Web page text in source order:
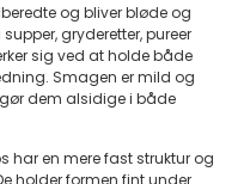
og bliver bløde og
gryderetter, pureer
sig ved at holde både
Smagen er mild og
dem alsidige i både
har en mere fast struktur og
holder formen fint under